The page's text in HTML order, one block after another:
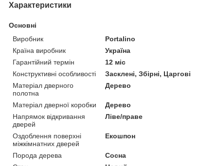
Характеристики
Основні
Виробник
Portalino
Країна виробник
Україна
Гарантійний термін
12 міс
Конструктивні особливості
Засклені, Збірні, Царгові
Матеріал дверного
полотна
Дерево
Матеріал дверної коробки
Дерево
Напрямок відкривання
дверей
Ліве/праве
Оздоблення поверхні
міжкімнатних дверей
Екошпон
Порода дерева
Сосна